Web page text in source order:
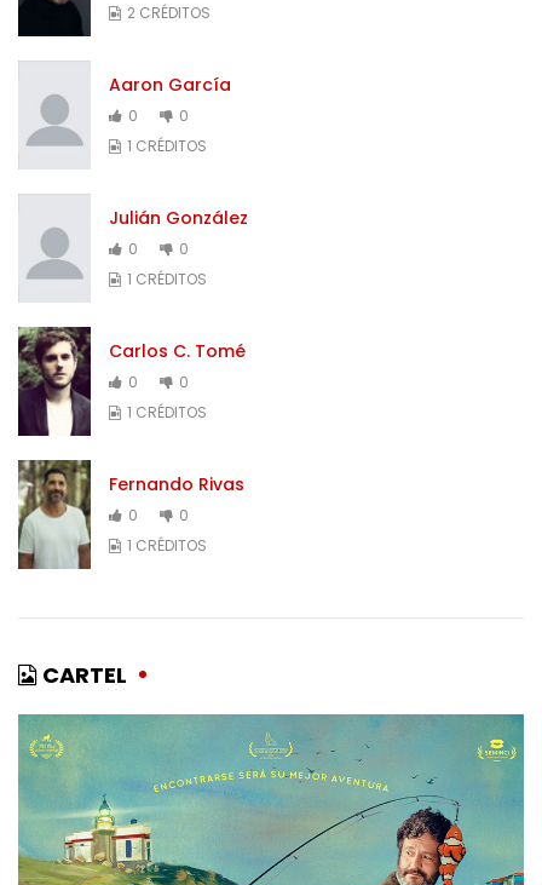
2 CRÉDITOS
Aaron García
0
0
1 CRÉDITOS
Julián González
0
0
1 CRÉDITOS
Carlos C. Tomé
0
0
1 CRÉDITOS
Fernando Rivas
0
0
1 CRÉDITOS
CARTEL